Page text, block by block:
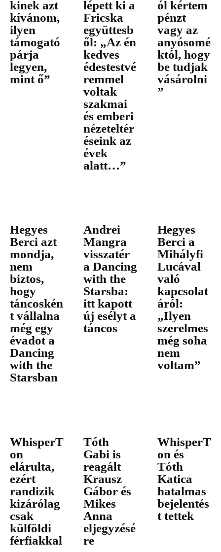
kinek azt
kívánom,
ilyen
támogató
párja
legyen,
mint ő”
lépett ki a
Fricska
együttesb
ől: „Az én
kedves
édestestvé
remmel
voltak
szakmai
és emberi
nézeteltér
éseink az
évek
alatt…”
ól kértem
pénzt
vagy az
anyósomé
któl, hogy
be tudjak
vásárolni
”
Hegyes
Berci azt
mondja,
nem
biztos,
hogy
táncoskén
t vállalna
még egy
évadot a
Dancing
with the
Starsban
Andrei
Mangra
visszatér
a Dancing
with the
Starsba:
itt kapott
új esélyt a
táncos
Hegyes
Berci a
Mihályfi
Lucával
való
kapcsolat
áról:
„Ilyen
szerelmes
még soha
nem
voltam”
WhisperT
on
elárulta,
ezért
randizik
kizárólag
csak
külföldi
férfiakkal
Tóth
Gabi is
reagált
Krausz
Gábor és
Mikes
Anna
eljegyzésé
re
WhisperT
on és
Tóth
Katica
hatalmas
bejelentés
t tettek